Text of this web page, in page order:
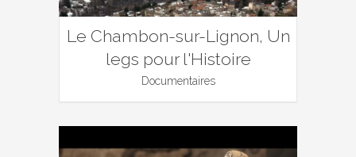
Le Chambon-sur-Lignon, Un
legs pour l'Histoire
Documentaires